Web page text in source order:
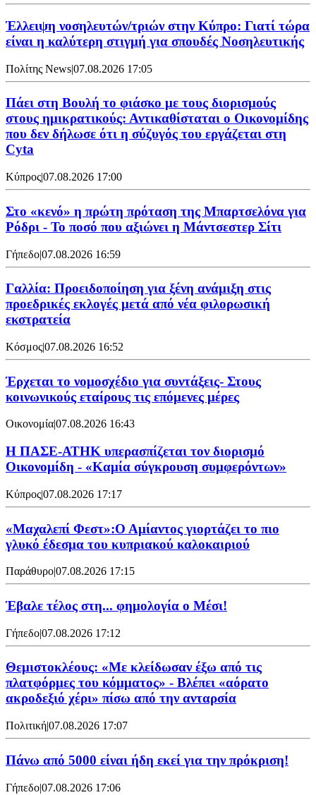
Έλλειψη νοσηλευτών/τριών στην Κύπρο: Γιατί τώρα
είναι η καλύτερη στιγμή για σπουδές Νοσηλευτικής
Πολίτης News|07.08.2026 17:05
Πάει στη Βουλή το φιάσκο με τους διορισμούς
στους ημικρατικούς: Αντικαθίσταται ο Οικονομίδης
που δεν δήλωσε ότι η σύζυγός του εργάζεται στη
Cyta
Κύπρος|07.08.2026 17:00
Στο «κενό» η πρώτη πρόταση της Μπαρτσελόνα για
Ρόδρι - Το ποσό που αξιώνει η Μάντσεστερ Σίτι
Γήπεδο|07.08.2026 16:59
Γαλλία: Προειδοποίηση για ξένη ανάμιξη στις
προεδρικές εκλογές μετά από νέα φιλορωσική
εκστρατεία
Κόσμος|07.08.2026 16:52
Έρχεται το νομοσχέδιο για συντάξεις- Στους
κοινωνικούς εταίρους τις επόμενες μέρες
Οικονομία|07.08.2026 16:43
Η ΠΑΣΕ-ΑΤΗΚ υπερασπίζεται τον διορισμό
Οικονομίδη - «Καμία σύγκρουση συμφερόντων»
Κύπρος|07.08.2026 17:17
«Μαχαλεπί Φεστ»:Ο Αμίαντος γιορτάζει το πιο
γλυκό έδεσμα του κυπριακού καλοκαιριού
Παράθυρο|07.08.2026 17:15
Έβαλε τέλος στη... φημολογία o Μέσι!
Γήπεδο|07.08.2026 17:12
Θεμιστοκλέους: «Με κλείδωσαν έξω από τις
πλατφόρμες του κόμματος» - Βλέπει «αόρατο
ακροδεξιό χέρι» πίσω από την ανταρσία
Πολιτική|07.08.2026 17:07
Πάνω από 5000 είναι ήδη εκεί για την πρόκριση!
Γήπεδο|07.08.2026 17:06